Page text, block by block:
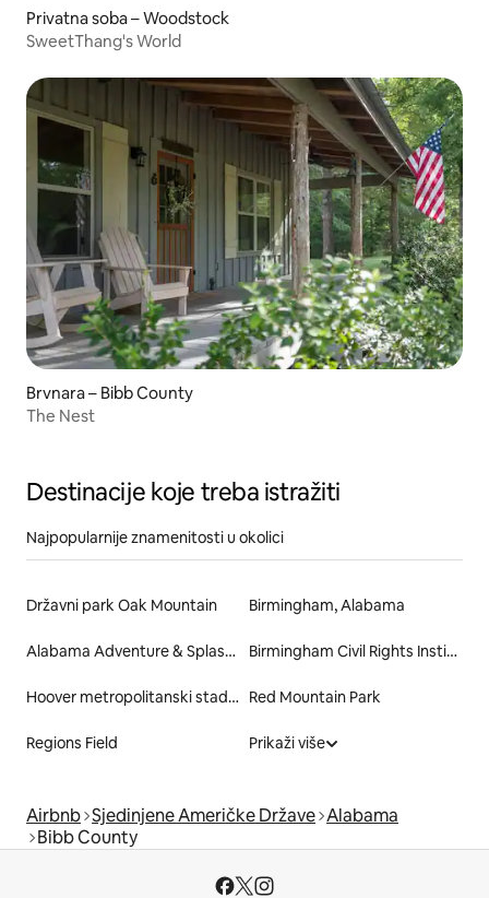
Privatna soba – Woodstock
SweetThang's World
Brvnara – Bibb County
The Nest
Destinacije koje treba istražiti
Najpopularnije znamenitosti u okolici
Državni park Oak Mountain Birmingham, Alabama
Alabama Adventure & Splash Adventure Birmingham Civil Rights Institute
Hoover metropolitanski stadion Red Mountain Park
Regions Field Prikaži više
Airbnb Sjedinjene Američke Države Alabama
Bibb County